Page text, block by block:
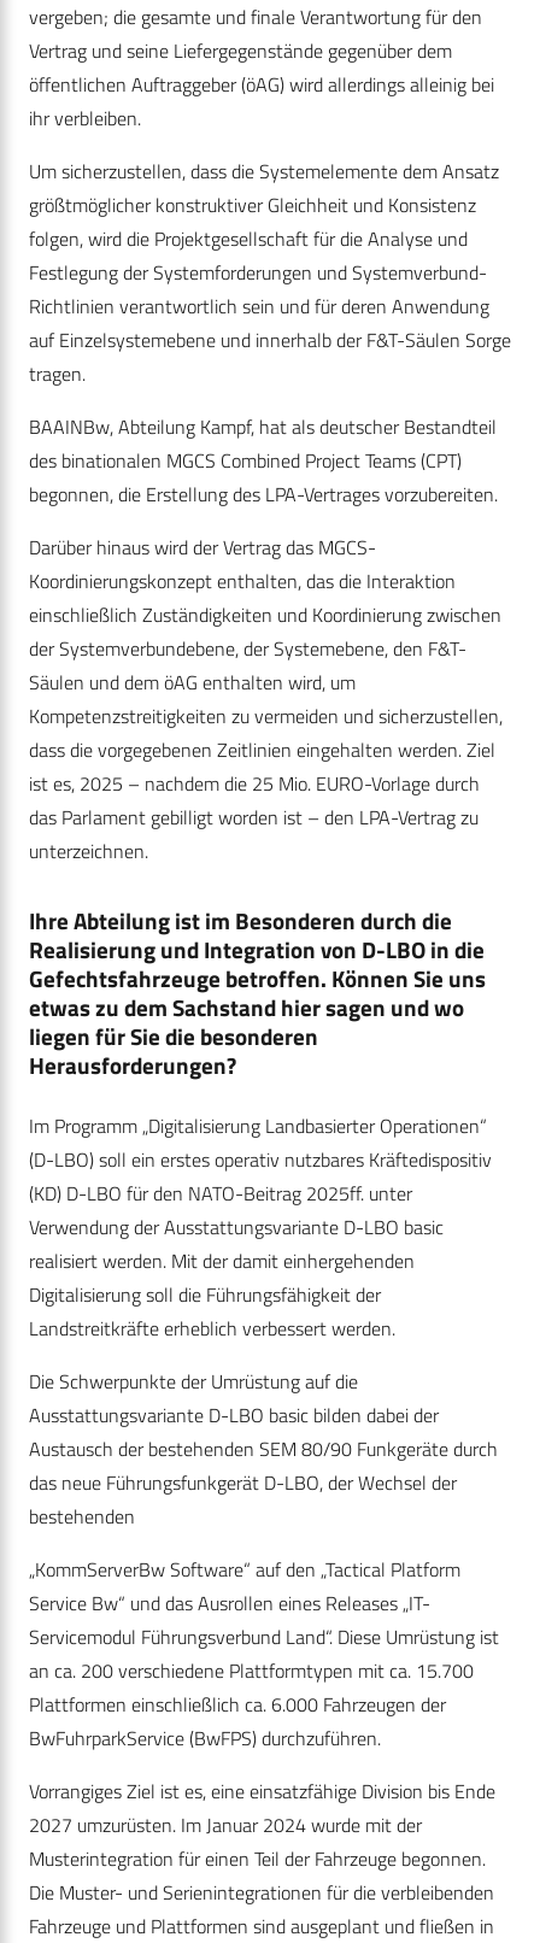
vergeben; die gesamte und finale Verantwortung für den
Vertrag und seine Liefergegenstände gegenüber dem
öffentlichen Auftraggeber (öAG) wird allerdings alleinig bei
ihr verbleiben.
Um sicherzustellen, dass die Systemelemente dem Ansatz
größtmöglicher konstruktiver Gleichheit und Konsistenz
folgen, wird die Projektgesellschaft für die Analyse und
Festlegung der Systemforderungen und Systemverbund-
Richtlinien verantwortlich sein und für deren Anwendung
auf Einzelsystemebene und innerhalb der F&T-Säulen Sorge
tragen.
BAAINBw, Abteilung Kampf, hat als deutscher Bestandteil
des binationalen MGCS Combined Project Teams (CPT)
begonnen, die Erstellung des LPA-Vertrages vorzubereiten.
Darüber hinaus wird der Vertrag das MGCS-
Koordinierungskonzept enthalten, das die Interaktion
einschließlich Zuständigkeiten und Koordinierung zwischen
der Systemverbundebene, der Systemebene, den F&T-
Säulen und dem öAG enthalten wird, um
Kompetenzstreitigkeiten zu vermeiden und sicherzustellen,
dass die vorgegebenen Zeitlinien eingehalten werden. Ziel
ist es, 2025 – nachdem die 25 Mio. EURO-Vorlage durch
das Parlament gebilligt worden ist – den LPA-Vertrag zu
unterzeichnen.
Ihre Abteilung ist im Besonderen durch die
Realisierung und Integration von D-LBO in die
Gefechtsfahrzeuge betroffen. Können Sie uns
etwas zu dem Sachstand hier sagen und wo
liegen für Sie die besonderen
Herausforderungen?
Im Programm „Digitalisierung Landbasierter Operationen“
(D-LBO) soll ein erstes operativ nutzbares Kräftedispositiv
(KD) D-LBO für den NATO-Beitrag 2025ff. unter
Verwendung der Ausstattungsvariante D-LBO basic
realisiert werden. Mit der damit einhergehenden
Digitalisierung soll die Führungsfähigkeit der
Landstreitkräfte erheblich verbessert werden.
Die Schwerpunkte der Umrüstung auf die
Ausstattungsvariante D-LBO basic bilden dabei der
Austausch der bestehenden SEM 80/90 Funkgeräte durch
das neue Führungsfunkgerät D-LBO, der Wechsel der
bestehenden
„KommServerBw Software“ auf den „Tactical Platform
Service Bw“ und das Ausrollen eines Releases „IT-
Servicemodul Führungsverbund Land“. Diese Umrüstung ist
an ca. 200 verschiedene Plattformtypen mit ca. 15.700
Plattformen einschließlich ca. 6.000 Fahrzeugen der
BwFuhrparkService (BwFPS) durchzuführen.
Vorrangiges Ziel ist es, eine einsatzfähige Division bis Ende
2027 umzurüsten. Im Januar 2024 wurde mit der
Musterintegration für einen Teil der Fahrzeuge begonnen.
Die Muster- und Serienintegrationen für die verbleibenden
Fahrzeuge und Plattformen sind ausgeplant und fließen in